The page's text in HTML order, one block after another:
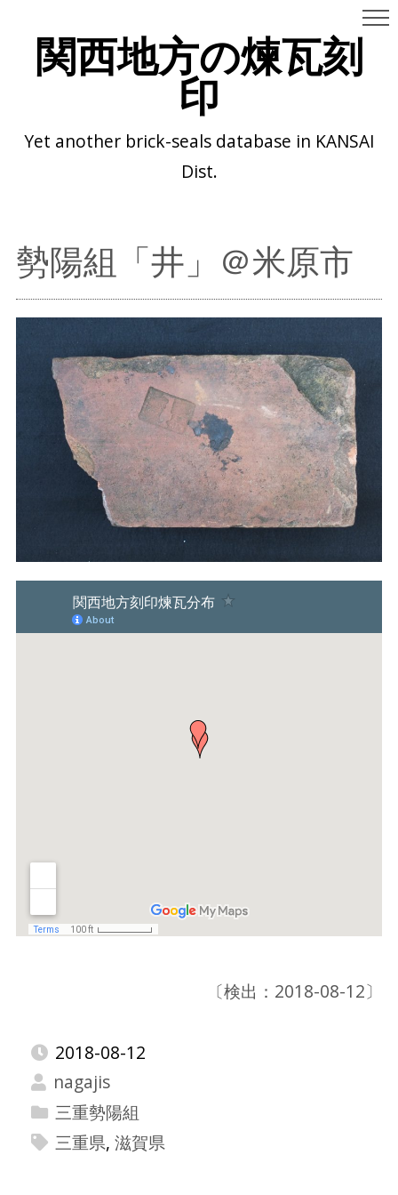
関西地方の煉瓦刻
印
Yet another brick-seals database in KANSAI
Dist.
勢陽組「井」＠米原市
〔検出：2018-08-12〕
2018-08-12
nagajis
三重勢陽組
三重県, 滋賀県